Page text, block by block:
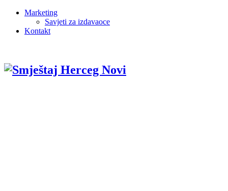
Marketing
Savjeti za izdavaoce
Kontakt